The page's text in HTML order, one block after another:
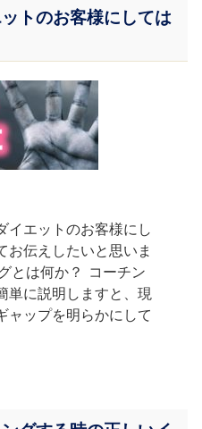
トのお客様にしては
イエットのお客様にし
お伝えしたいと思いま
とは何か？ コーチン
単に説明しますと、現
ャップを明らかにして